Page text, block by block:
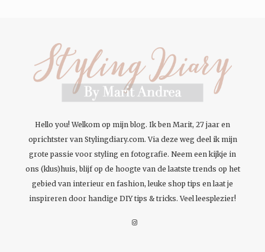
Hello you! Welkom op mijn blog. Ik ben Marit, 27 jaar en
oprichtster van Stylingdiary.com. Via deze weg deel ik mijn
grote passie voor styling en fotografie. Neem een kijkje in
ons (klus)huis, blijf op de hoogte van de laatste trends op het
gebied van interieur en fashion, leuke shop tips en laat je
inspireren door handige DIY tips & tricks. Veel leesplezier!